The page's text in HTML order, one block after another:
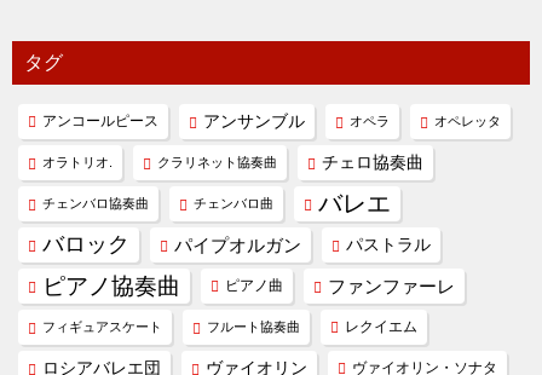
タグ
アンコールピース アンサンブル オペラ オペレッタ
オラトリオ. クラリネット協奏曲 チェロ協奏曲
チェンバロ協奏曲 チェンバロ曲 バレエ
バロック パイプオルガン パストラル
ピアノ協奏曲 ピアノ曲 ファンファーレ
フィギュアスケート フルート協奏曲 レクイエム
ロシアバレエ団 ヴァイオリン ヴァイオリン・ソナタ